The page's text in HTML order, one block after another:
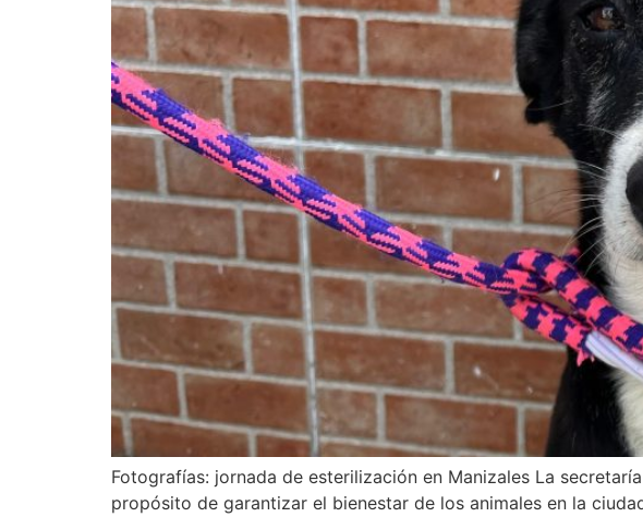
Fotografías: jornada de esterilización en Manizales La
propósito de garantizar el bienestar de los animales en la